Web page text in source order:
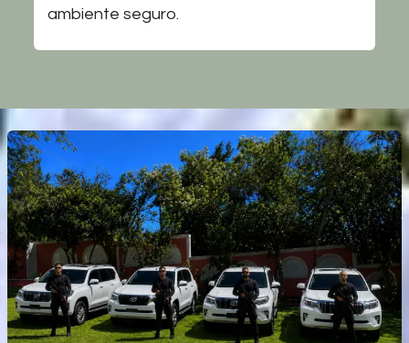
ambiente seguro.